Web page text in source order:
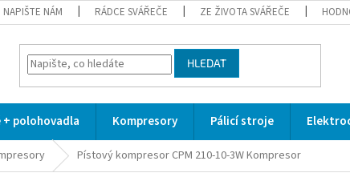
NAPIŠTE NÁM RÁDCE SVÁŘEČE ZE ŽIVOTA SVÁŘEČE
HLEDAT
polohovadla Kompresory Pálicí stroje
Pístový kompresor CPM 210-10-3WKompresor